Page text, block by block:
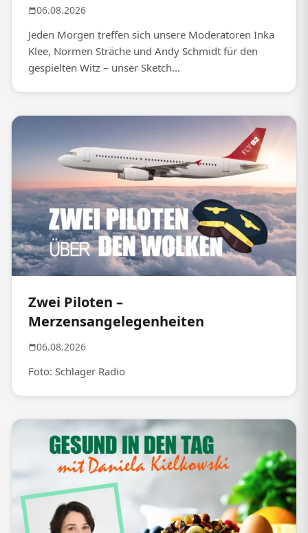
06.08.2026
Jeden Morgen treffen sich unsere Moderatoren Inka
Klee, Normen Sträche und Andy Schmidt für den
gespielten Witz – unser Sketch...
Zwei Piloten –
Merzensangelegenheiten
06.08.2026
Foto: Schlager Radio